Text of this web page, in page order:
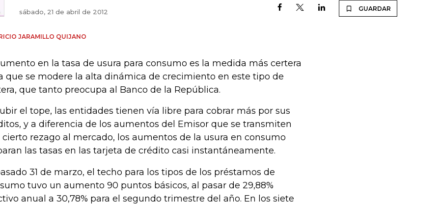
sábado, 21 de abril de 2012 GUARDAR
JARAMILLO QUIJANO
en la tasa de usura para consumo es la medida más certera
que se modere la alta dinámica de crecimiento en este tipo de
que tanto preocupa al Banco de la República.
el tope, las entidades tienen vía libre para cobrar más por sus
y a diferencia de los aumentos del Emisor que se transmiten
cierto rezago al mercado, los aumentos de la usura en consumo
las tasas en las tarjeta de crédito casi instantáneamente.
31 de marzo, el techo para los tipos de los préstamos de
tuvo un aumento 90 puntos básicos, al pasar de 29,88%
anual a 30,78% para el segundo trimestre del año. En los siete